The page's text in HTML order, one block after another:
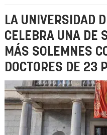
LA UNIVERSIDAD
CELEBRA UNA DE
MÁS SOLEMNES
DOCTORES DE 23